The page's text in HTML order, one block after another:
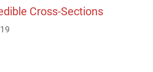
Cross-Sections